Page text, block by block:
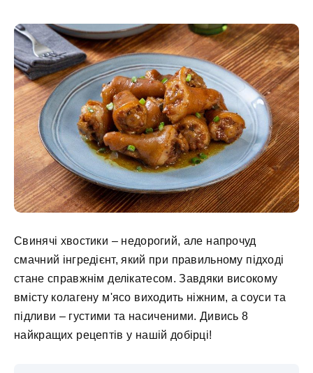
Свинячі хвостики – недорогий, але напрочуд
смачний інгредієнт, який при правильному підході
стане справжнім делікатесом. Завдяки високому
вмісту колагену м'ясо виходить ніжним, а соуси та
підливи – густими та насиченими. Дивись 8
найкращих рецептів у нашій добірці!